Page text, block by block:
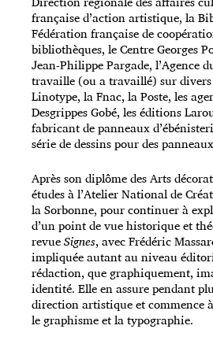
française d’action artistique, la
Fédération française de
bibliothèques, le Centre Georges
Jean-Philippe Pargade, l’Agence
travaille (ou a travaillé) sur
Linotype, la Fnac, la Poste, les
Desgrippes Gobé, les éditions
fabricant de panneaux
série de dessins pour des
Après son diplôme des Arts
études à l’Atelier National de
la Sorbonne, pour continuer à
d’un point de vue historique et
revueSignes, avec Frédéric
impliquée autant au niveau
rédaction, que graphiquement,
identité. Elle en assure pendant
direction artistique et commence
le graphisme et la typographie.